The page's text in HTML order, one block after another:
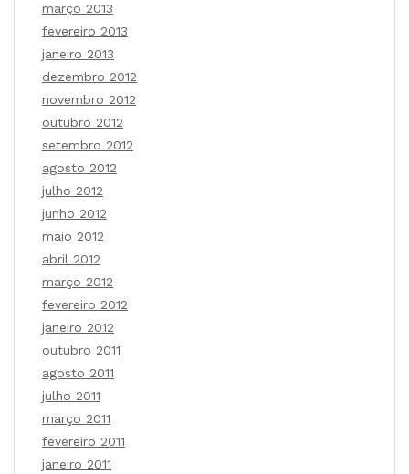
março 2013
fevereiro 2013
janeiro 2013
dezembro 2012
novembro 2012
outubro 2012
setembro 2012
agosto 2012
julho 2012
junho 2012
maio 2012
abril 2012
março 2012
fevereiro 2012
janeiro 2012
outubro 2011
agosto 2011
julho 2011
março 2011
fevereiro 2011
janeiro 2011